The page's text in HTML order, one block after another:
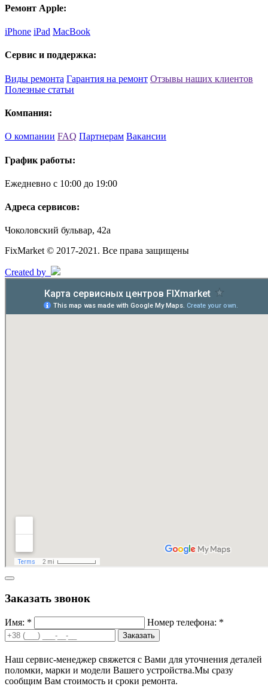
Ремонт Apple:
iPhone iPad MacBook
Сервис и поддержка:
Виды ремонта Гарантия на ремонт Отзывы наших клиентов
Полезные статьи
Компания:
О компании FAQ Партнерам Вакансии
График работы:
Ежедневно с 10:00 до 19:00
Адреса сервисов:
Чоколовский бульвар, 42а
FixMarket © 2017-2021. Все права защищены
Created by
Заказать звонок
Имя: * Номер телефона: *
Заказать
Наш сервис-менеджер свяжется с Вами для уточнения деталей
поломки, марки и модели Вашего устройства.Мы сразу
сообщим Вам стоимость и сроки ремонта.